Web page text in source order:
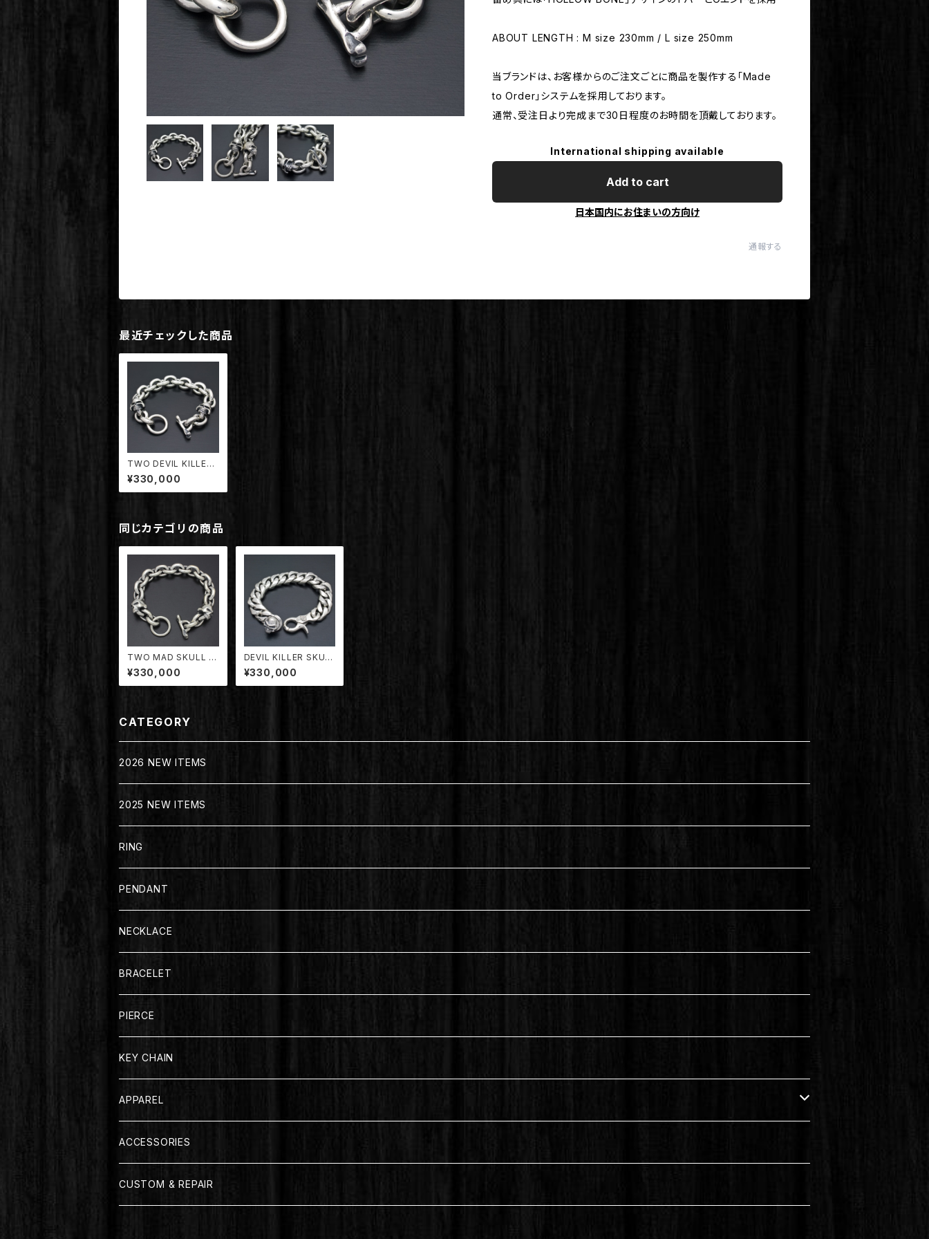
ABOUT LENGTH : M size 230mm / L size 250mm
当ブランドは、お客様からのご注文ごとに商品を製作する「Made
to Order」システムを採用しております。
通常、受注日より完成まで30日程度のお時間を頂戴しております。
International shipping available
Add to cart
日本国内にお住まいの方向け
通報する
最近チェックした商品
TWO DEVIL KILLER
SKULL BRACELET
【TDBR-002/DK】
¥330,000
同じカテゴリの商品
TWO MAD SKULL B
RACELET 【TDBR-0
02/MD】
¥330,000
DEVIL KILLER SKUL
L PLAIN CURB CHAI
N BRACELET 【TDBR
-005/DK】
¥330,000
CATEGORY
2026 NEW ITEMS
2025 NEW ITEMS
RING
PENDANT
NECKLACE
BRACELET
PIERCE
KEY CHAIN
APPAREL
T-SHIRT
LONG SLEEVE
ACCESSORIES
CUSTOM & REPAIR